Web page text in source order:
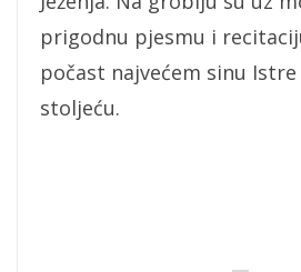
prigodnu pjesmu i
počast najvećem sinu Istre
stoljeću.